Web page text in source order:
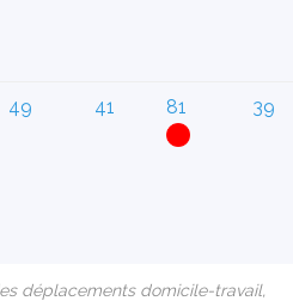
49 41 81 39
déplacements domicile-travail,